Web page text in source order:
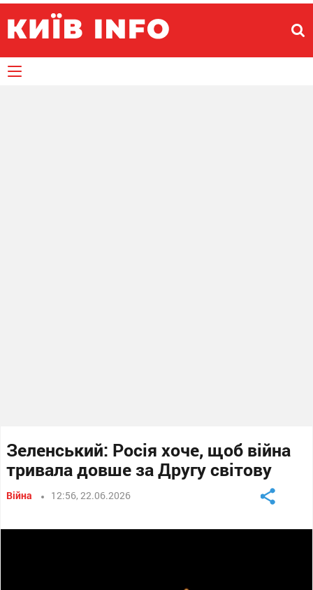
Зеленський: Росія хоче, щоб війна
тривала довше за Другу світову
Війна 12:56, 22.06.2026